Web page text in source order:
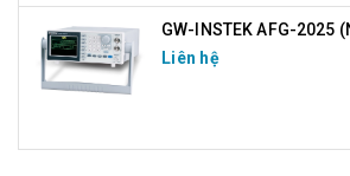
GW-INSTEK AFG-2025
Liên hệ